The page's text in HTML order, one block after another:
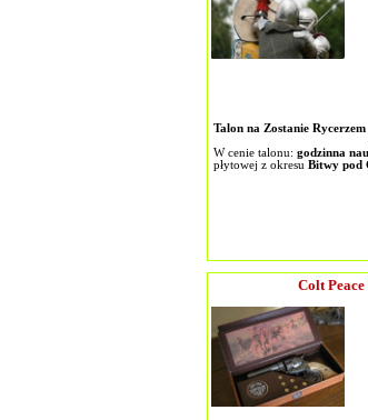
Talon na Zostanie Rycerzem
W cenie talonu: godzinna
płytowej z okresu Bitwy pod
Colt